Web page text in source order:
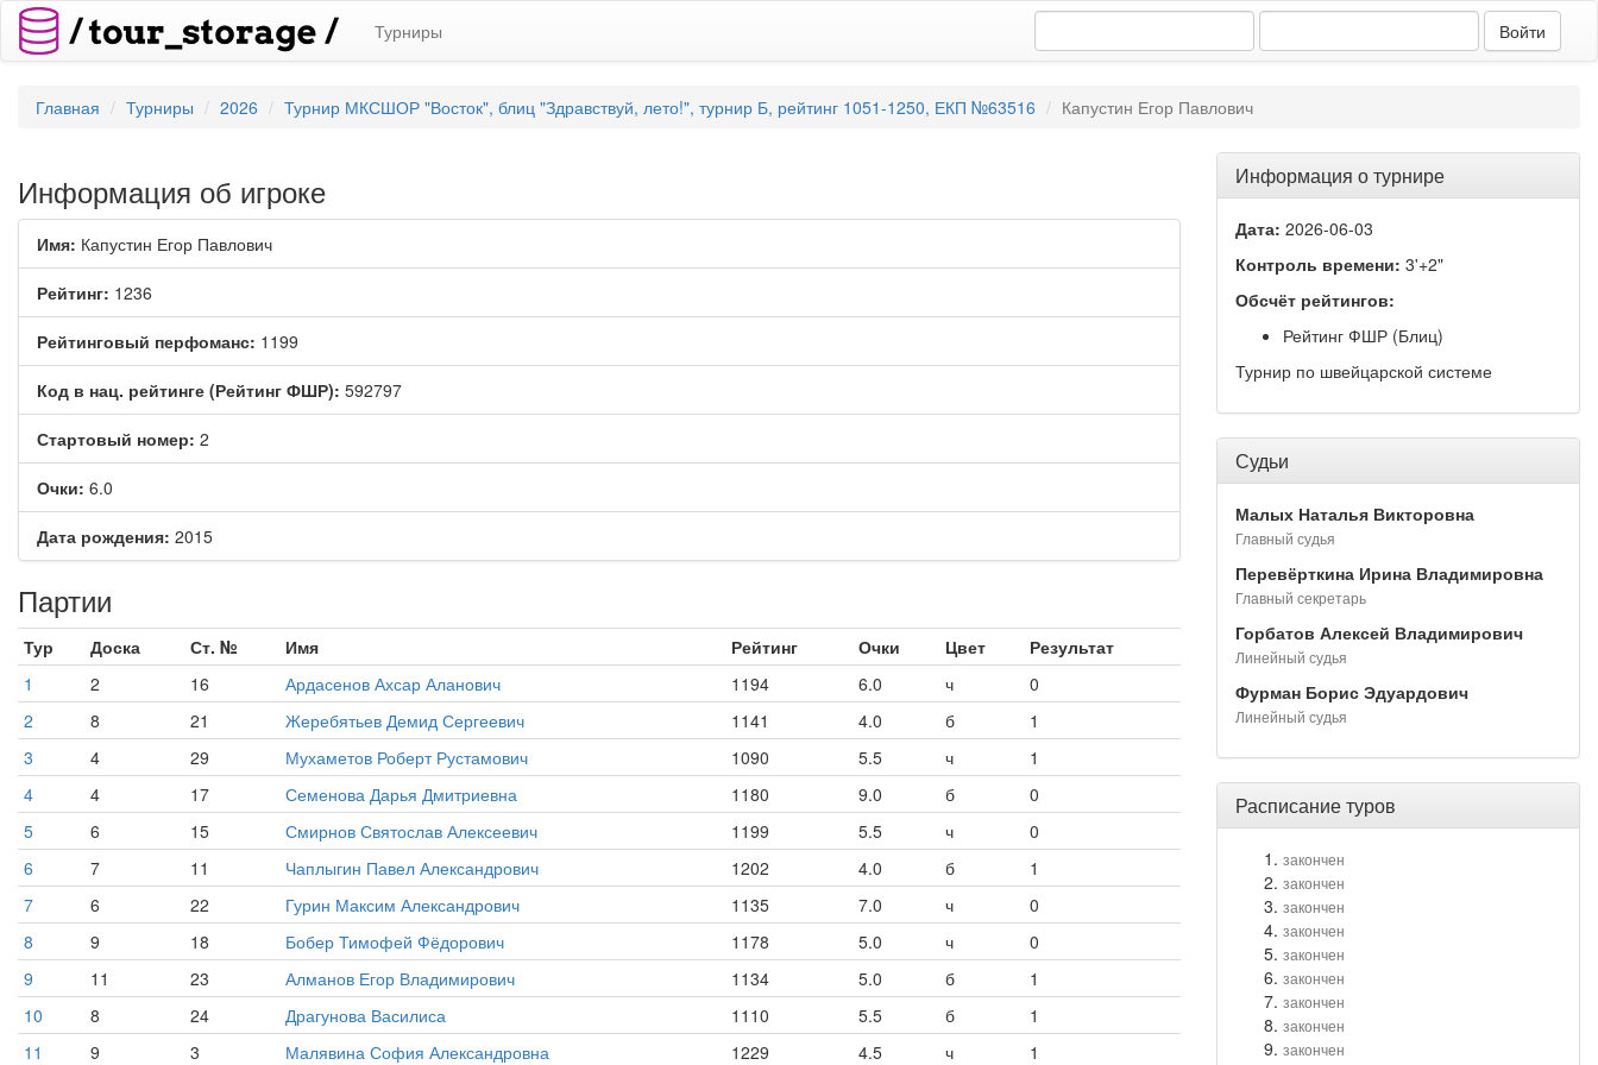
Турниры
Главная Турниры 2026 Турнир МКСШОР "Восток", блиц "Здравствуй, лето!", турнир Б, рейтинг 1051-1250, ЕКП №63516 Капустин Егор Павлович
Информация об игроке
Имя: Капустин Егор Павлович
Рейтинг: 1236
Рейтинговый перфоманс: 1199
Код в нац. рейтинге (Рейтинг ФШР): 592797
Стартовый номер: 2
Очки: 6.0
Дата рождения: 2015
Партии
Тур Доска Ст. № Имя Рейтинг Очки Цвет
Результат
1
2 16 Ардасенов Ахсар Аланович 1194 6.0 ч
0
2
8 21 Жеребятьев Демид Сергеевич 1141 4.0 б
1
3
4 29 Мухаметов Роберт Рустамович 1090 5.5 ч
1
4
4 17 Семенова Дарья Дмитриевна 1180 9.0 б
0
5
6 15 Смирнов Святослав Алексеевич 1199 5.5 ч
0
6
7 11 Чаплыгин Павел Александрович 1202 4.0 б
1
7
6 22 Гурин Максим Александрович 1135 7.0 ч
0
8
9 18 Бобер Тимофей Фёдорович 1178 5.0 ч
0
9
11 23 Алманов Егор Владимирович 1134 5.0 б
1
10
8 24 Драгунова Василиса 1110 5.5 б
1
11
9 3 Малявина София Александровна 1229 4.5 ч 1
Информация о турнире
Дата: 2026-06-03
Контроль времени: 3'+2"
Обсчёт рейтингов:
Рейтинг ФШР (Блиц)
Турнир по швейцарской системе
Судьи
Малых Наталья Викторовна
Главный судья
Перевёрткина Ирина Владимировна
Главный секретарь
Горбатов Алексей Владимирович
Линейный судья
Фурман Борис Эдуардович
Линейный судья
Расписание туров
закончен
закончен
закончен
закончен
закончен
закончен
закончен
закончен
закончен